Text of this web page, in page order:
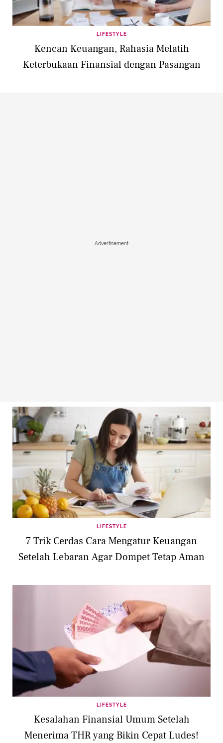
LIFESTYLE
Kencan Keuangan, Rahasia Melatih
Keterbukaan Finansial dengan Pasangan
Advertisement
LIFESTYLE
7 Trik Cerdas Cara Mengatur Keuangan
Setelah Lebaran Agar Dompet Tetap Aman
LIFESTYLE
Kesalahan Finansial Umum Setelah
Menerima THR yang Bikin Cepat Ludes!